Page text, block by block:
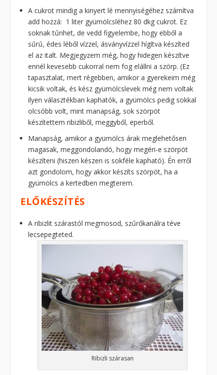
A cukrot mindig a kinyert lé mennyiségéhez számítva
add hozzá: 1 liter gyümölcsléhez 80 dkg cukrot. Ez
soknak tűnhet, de vedd figyelembe, hogy ebből a
sűrű, édes léből vízzel, ásványvízzel hígítva készíted
el az italt. Megjegyzem még, hogy hidegen készítve
ennél kevesebb cukorral nem fog elállni a szörp. (Ez
tapasztalat, mert régebben, amikor a gyerekeim még
kicsik voltak, és kész gyümölcslevek még nem voltak
ilyen választékban kaphatók, a gyümölcs pedig sokkal
olcsóbb volt, mint manapság, sok szörpöt
készítettem ribizliből, meggyből, eperből.
Manapság, amikor a gyümölcs árak meglehetősen
magasak, meggondolandó, hogy megéri-e szörpöt
készíteni (hiszen készen is sokféle kapható). Én erről
azt gondolom, hogy akkor készíts szörpöt, ha a
gyümölcs a kertedben megterem.
ELŐKÉSZÍTÉS
A ribizlit szárastól megmosod, szűrőkanálra téve
lecsepegteted.
Ribizli szárasan